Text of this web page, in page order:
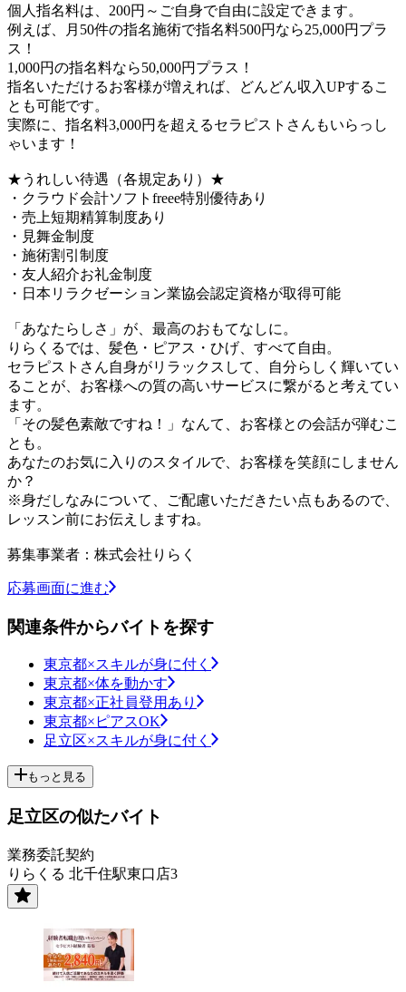
個人指名料は、200円～ご自身で自由に設定できます。
例えば、月50件の指名施術で指名料500円なら25,000円プラ
ス！
1,000円の指名料なら50,000円プラス！
指名いただけるお客様が増えれば、どんどん収入UPするこ
とも可能です。
実際に、指名料3,000円を超えるセラピストさんもいらっし
ゃいます！
★うれしい待遇（各規定あり）★
・クラウド会計ソフトfreee特別優待あり
・売上短期精算制度あり
・見舞金制度
・施術割引制度
・友人紹介お礼金制度
・日本リラクゼーション業協会認定資格が取得可能
「あなたらしさ」が、最高のおもてなしに。
りらくるでは、髪色・ピアス・ひげ、すべて自由。
セラピストさん自身がリラックスして、自分らしく輝いてい
ることが、お客様への質の高いサービスに繋がると考えてい
ます。
「その髪色素敵ですね！」なんて、お客様との会話が弾むこ
とも。
あなたのお気に入りのスタイルで、お客様を笑顔にしません
か？
※身だしなみについて、ご配慮いただきたい点もあるので、
レッスン前にお伝えしますね。
募集事業者：株式会社りらく
応募画面に進む
関連条件からバイトを探す
東京都×スキルが身に付く
東京都×体を動かす
東京都×正社員登用あり
東京都×ピアスOK
足立区×スキルが身に付く
もっと見る
足立区の似たバイト
業務委託契約
りらくる 北千住駅東口店3